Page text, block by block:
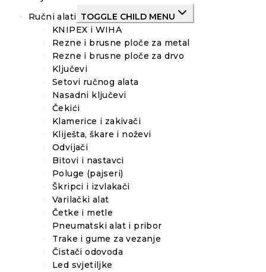
Ručni alati TOGGLE CHILD MENU
KNIPEX i WIHA
Rezne i brusne ploče za metal
Rezne i brusne ploče za drvo
Ključevi
Setovi ručnog alata
Nasadni ključevi
Čekići
Klamerice i zakivači
Kliješta, škare i noževi
Odvijači
Bitovi i nastavci
Poluge (pajseri)
Škripci i izvlakači
Varilački alat
Četke i metle
Pneumatski alat i pribor
Trake i gume za vezanje
Čistači odovoda
Led svjetiljke